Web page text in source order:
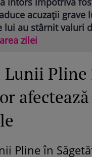
acuzații grave
lui au stârnit valuri
zilei
Lunii Pline
Pline în